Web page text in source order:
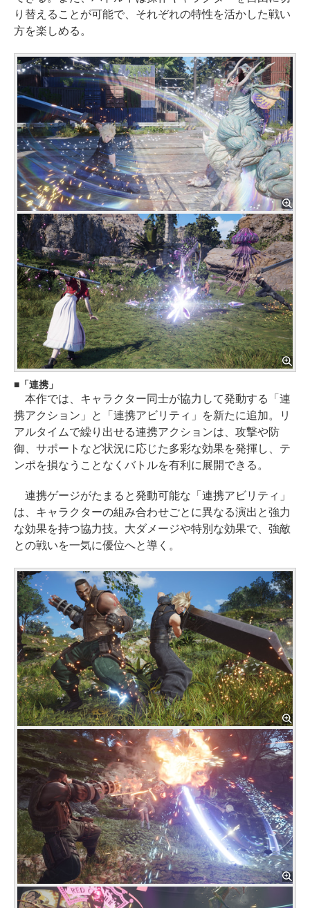
り替えることが可能で、それぞれの特性を活かした戦い
方を楽しめる。
「連携」
本作では、キャラクター同士が協力して発動する「連
携アクション」と「連携アビリティ」を新たに追加。リ
アルタイムで繰り出せる連携アクションは、攻撃や防
御、サポートなど状況に応じた多彩な効果を発揮し、テ
ンポを損なうことなくバトルを有利に展開できる。
連携ゲージがたまると発動可能な「連携アビリティ」
は、キャラクターの組み合わせごとに異なる演出と強力
な効果を持つ協力技。大ダメージや特別な効果で、強敵
との戦いを一気に優位へと導く。